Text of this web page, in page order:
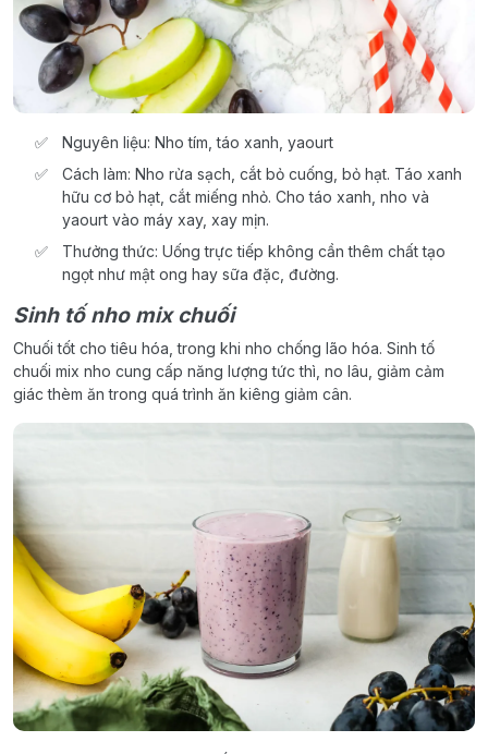
Nguyên liệu: Nho tím, táo xanh, yaourt
Cách làm: Nho rửa sạch, cắt bỏ cuống, bỏ hạt. Táo xanh
hữu cơ bỏ hạt, cắt miếng nhỏ. Cho táo xanh, nho và
yaourt vào máy xay, xay mịn.
Thưởng thức: Uống trực tiếp không cần thêm chất tạo
ngọt như mật ong hay sữa đặc, đường.
Sinh tố nho mix chuối
Chuối tốt cho tiêu hóa, trong khi nho chống lão hóa. Sinh tố
chuối mix nho cung cấp năng lượng tức thì, no lâu, giảm cảm
giác thèm ăn trong quá trình ăn kiêng giảm cân.